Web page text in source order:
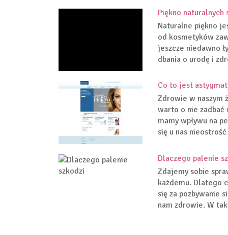
Piękno
Naturalne piękno
od kosmetyków
jeszcze niedawno
dbania o urodę i
Co to jest
Zdrowie w naszym
warto o nie zadbać
mamy wpływu na
się u nas
Dlaczego palenie
Zdajemy sobie
każdemu. Dlatego
się za pozbywanie
nam zdrowie. W